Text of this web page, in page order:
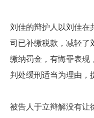
刘佳的辩护人以刘佳在
司已补缴税款，减轻了
缴纳罚金，有悔罪表现
判处缓刑适当为理由，
被告人于立辩解没有让